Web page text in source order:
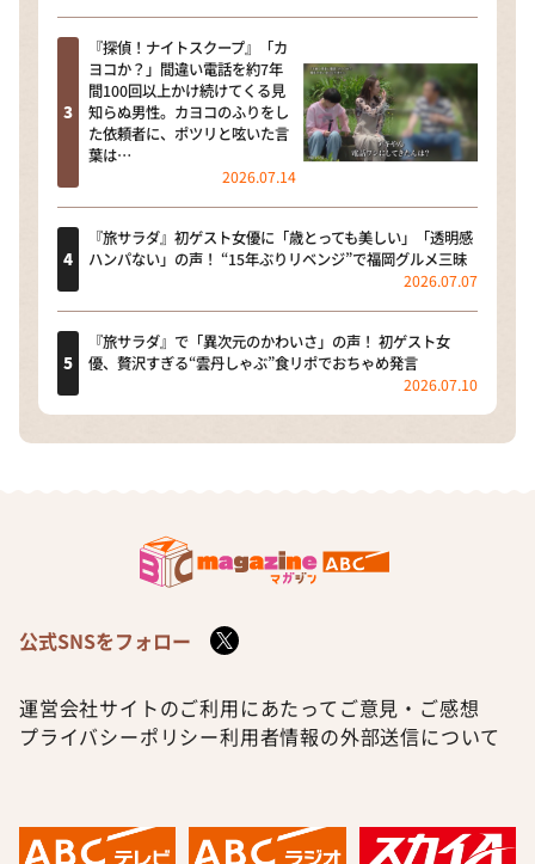
『探偵！ナイトスクープ』「カ
ヨコか？」間違い電話を約7年
間100回以上かけ続けてくる見
知らぬ男性。カヨコのふりをし
た依頼者に、ポツリと呟いた言
葉は…
2026.07.14
『旅サラダ』初ゲスト女優に「歳とっても美しい」「透明感
ハンパない」の声！ “15年ぶりリベンジ”で福岡グルメ三昧
2026.07.07
『旅サラダ』で「異次元のかわいさ」の声！ 初ゲスト女
優、贅沢すぎる“雲丹しゃぶ”食リポでおちゃめ発言
2026.07.10
公式SNSをフォロー
運営会社サイトのご利用にあたって ご意見・ご感想
プライバシーポリシー利用者情報の外部送信について